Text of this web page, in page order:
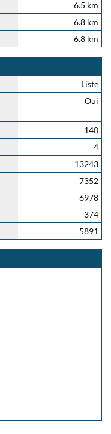
6.5 km
6.8 km
6.8 km
Liste
Oui
140
4
13243
7352
6978
374
5891